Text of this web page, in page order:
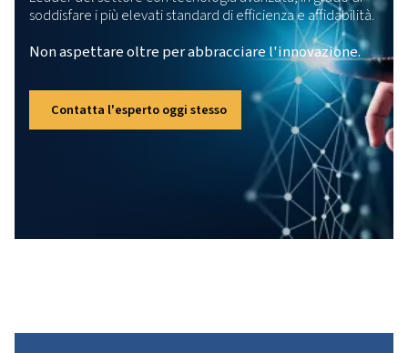
spazio, ma lo rispetta, occupando circa il
di spazio in meno rispetto alla maggior parte
dei compressori, il che li rende ideali per le
configurazioni più difficili da installare. E
mentre lavorano sodo, non ingombrano
l'ambiente di lavoro; con livelli di rumorosità
da 66 a 70 dB(A), quasi non ti accorgerai del
loro lavoro. Per chi ha bisogno di un
compressore tanto affidabile quanto
efficiente, il Rollair 40-60 è pronto a
manutenzione diventa meno fastidiosa, il